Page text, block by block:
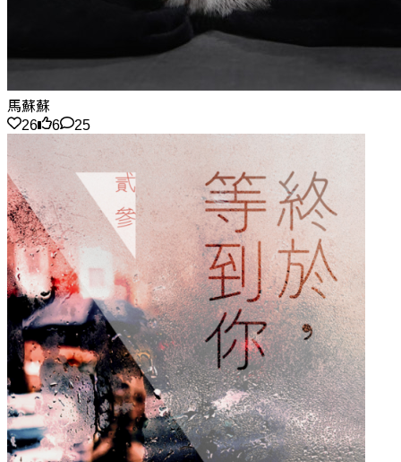
馬蘇蘇
26
6 25